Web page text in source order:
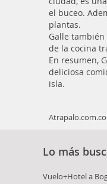
el buceo.
plantas.
Galle
de la cocina
En resumen,
deliciosa
isla.
Atrapalo.com.co
Lo más
Vuelo+Hotel a